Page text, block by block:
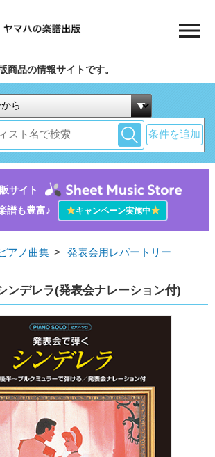
商品の情報サイトです。
条件を追加
サイト
譜も豊富♪
★キャンペーン実施中★
アノ曲集 > 発表会用レパートリー
ンデレラ(発表会ナレーション付)